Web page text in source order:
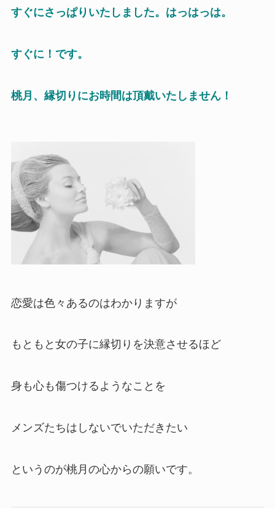
すぐにさっぱりいたしました。はっはっは。
すぐに！です。
桃月、縁切りにお時間は頂戴いたしません！
恋愛は色々あるのはわかりますが
もともと女の子に縁切りを決意させるほど
身も心も傷つけるようなことを
メンズたちはしないでいただきたい
というのが桃月の心からの願いです。